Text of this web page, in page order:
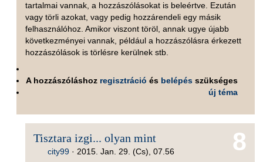
tartalmai vannak, a hozzászólásokat is beleértve. Ezután
vagy törli azokat, vagy pedig hozzárendeli egy másik
felhasználóhoz. Amikor viszont töröl, annak ugye újabb
következményei vannak, például a hozzászólásra érkezett
hozzászólások is törlésre kerülnek stb.
A hozzászóláshoz regisztráció és belépés szükséges
új téma
8
Tisztara izgi... olyan mint
city99· 2015. Jan. 29. (Cs), 07.56